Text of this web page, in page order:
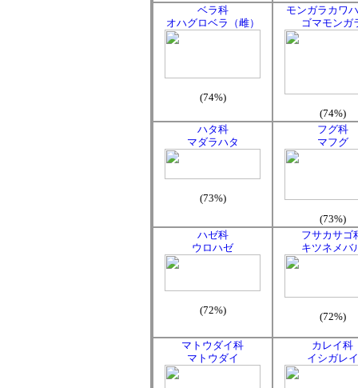
ベラ科
オハグロベラ（雌）
(74%)
モンガラカワ
ゴマモンガ
(74%)
ハタ科
マダラハタ
(73%)
フグ科
マフグ
(73%)
ハゼ科
ウロハゼ
(72%)
フサカサゴ
キツネメバ
(72%)
マトウダイ科
マトウダイ
カレイ科
イシガレイ